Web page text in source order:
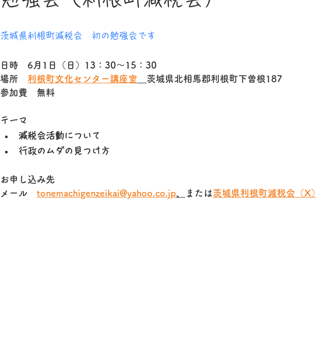
茨城県利根町減税会　初の勉強会です
日時　6月1日（日）13：30～15：30
場所 利根町文化センター講座室
茨城県北相馬郡利根町下曽根187
参加費　無料
テーマ
減税会活動について
行政のムダの見つけ方
お申し込み先
メール tonemachigenzeikai@yahoo.co.jp または茨城県利根町減税会（X）